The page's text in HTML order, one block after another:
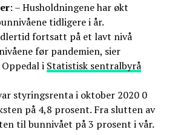
: – Husholdningene har økt
tidligere i år.
fortsatt på et lavt nivå
før pandemien, sier
i Statistisk sentralbyrå
styringsrenta i oktober 2020 0
på 4,8 prosent. Fra slutten av
til bunnivået på 3 prosent i vår.